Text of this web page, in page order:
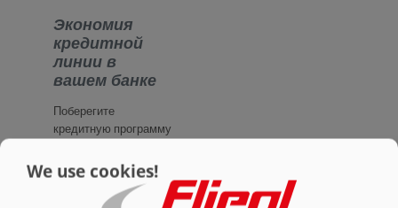
Экономия
кредитной
линии в
вашем банке
Поберегите
кредитную программу
инвестиций в
недвижимость и
We use cookies!